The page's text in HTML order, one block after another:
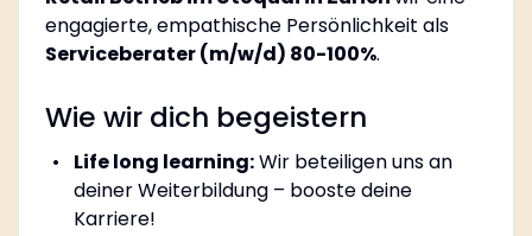
engagierte, empathische Persönlichkeit als
Serviceberater (m/w/d) 80-100%.
Wie wir dich begeistern
Life long learning:Wir beteiligen uns an
deiner Weiterbildung – booste deine
Karriere!